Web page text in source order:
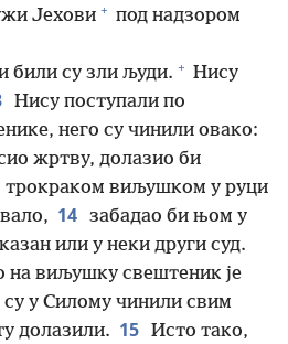
Јехови + под надзором
били су зли људи. + Нису
Нису поступали по
него су чинили овако:
жртву, долазио би
трокраком виљушком у руци
14 забадао би њом у
или у неки други суд.
на виљушку свештеник је
у Силому чинили свим
долазили. 15 Исто тако,